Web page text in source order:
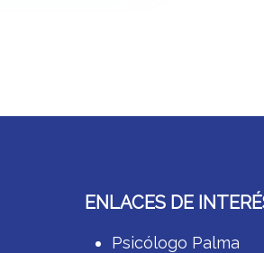
ENLACES DE
Psicólogo Palma